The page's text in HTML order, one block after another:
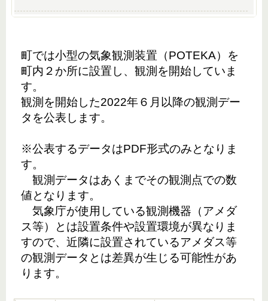
町では小型の気象観測装置（POTEKA）を
町内２か所に設置し、観測を開始していま
す。
観測を開始した2022年６月以降の観測デー
タを公表します。
※公表するデータはPDF形式のみとなりま
す。
観測データはあくまでその観測点での数
値となります。
気象庁が使用している観測機器（アメダ
ス等）とは設置条件や設置環境が異なりま
すので、近隣に設置されているアメダス等
の観測データとは差異が生じる可能性があ
ります。